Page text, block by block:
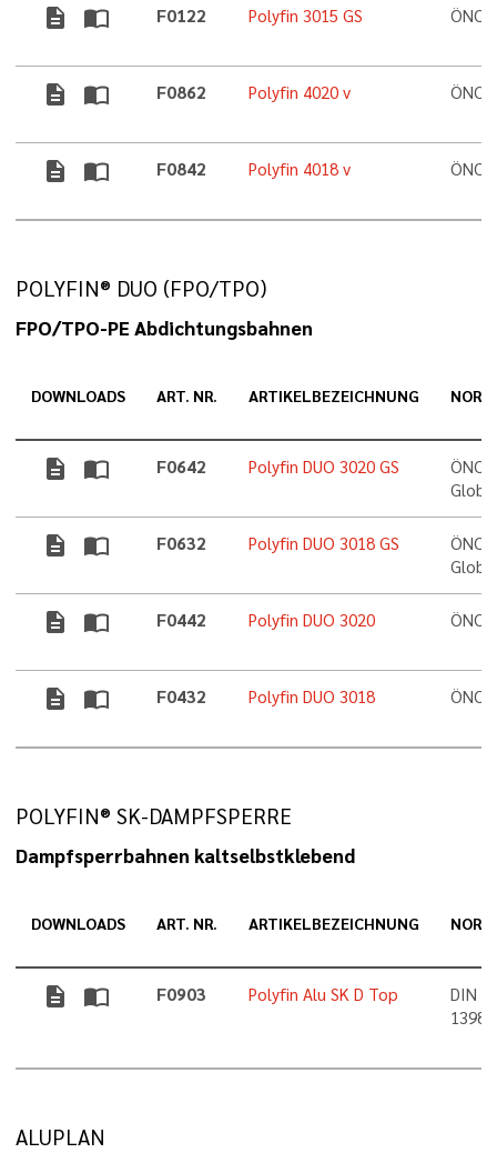
description import_contacts F0122 Polyfin 3015 GS
description import_contacts F0862 Polyfin 4020 v
description import_contacts F0842 Polyfin 4018 v
POLYFIN® DUO (FPO/TPO)
FPO/TPO-PE Abdichtungsbahnen
DOWNLOADS ART. NR. ARTIKELBEZEICHNUNG
description import_contacts F0642 Polyfin DUO 3020 GS
description import_contacts F0632 Polyfin DUO 3018 GS
description import_contacts F0442 Polyfin DUO 3020
description import_contacts F0432 Polyfin DUO 3018
POLYFIN® SK-DAMPFSPERRE
Dampfsperrbahnen kaltselbstklebend
DOWNLOADS ART. NR. ARTIKELBEZEICHNUNG
description import_contacts F0903 Polyfin Alu SK D Top
DIN
13984
ALUPLAN